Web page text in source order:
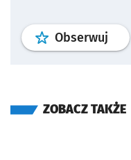
Obserwuj profil
ZOBACZ TAKŻE